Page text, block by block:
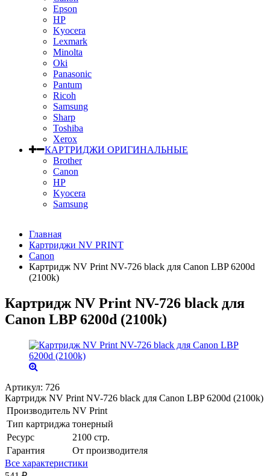
Epson
HP
Kyocera
Lexmark
Minolta
Oki
Panasonic
Pantum
Ricoh
Samsung
Sharp
Toshiba
Xerox
КАРТРИДЖИ ОРИГИНАЛЬНЫЕ
Brother
Canon
HP
Kyocera
Samsung
Главная
Картриджи NV PRINT
Canon
Картридж NV Print NV-726 black для Canon LBP 6200d
(2100k)
Картридж NV Print NV-726 black для
Canon LBP 6200d (2100k)
Артикул: 726
Картридж NV Print NV-726 black для Canon LBP 6200d (2100k)
Производитель NV Print
Тип картриджа тонерный
Ресурс
2100 стр.
Гарантия
От производителя
Все характеристики